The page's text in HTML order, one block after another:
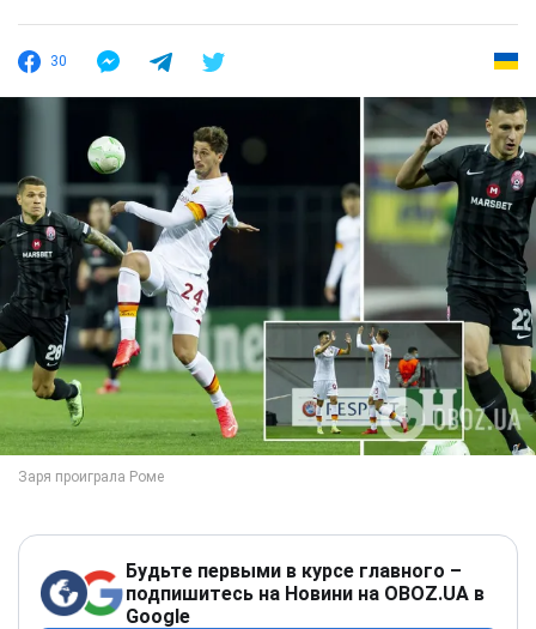
30
Будьте первыми в курсе главного –
подпишитесь на Новини на OBOZ.UA в
Google